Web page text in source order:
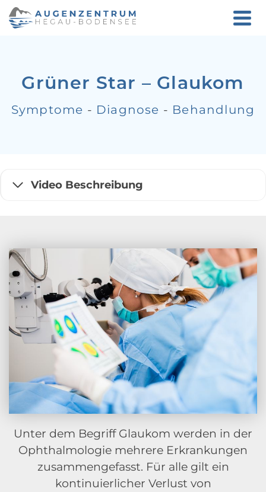
Grüner Star – Glaukom
Symptome - Diagnose - Behandlung
Video Beschreibung
Unter dem Begriff Glaukom werden in der
Ophthalmologie mehrere Erkrankungen
zusammengefasst. Für alle gilt ein
kontinuierlicher Verlust von